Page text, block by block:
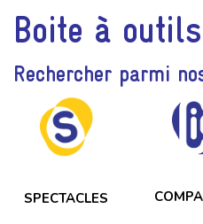
Boite à outils
Rechercher parmi
SPECTACLES